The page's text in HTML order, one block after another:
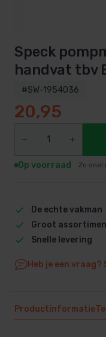
Speck
handvat tbv
#SW-1954036
20,95
Op voorraad Zo snel
De echte vakman
Groot
Snelle levering
Heb je een vraag?
Productinformatie